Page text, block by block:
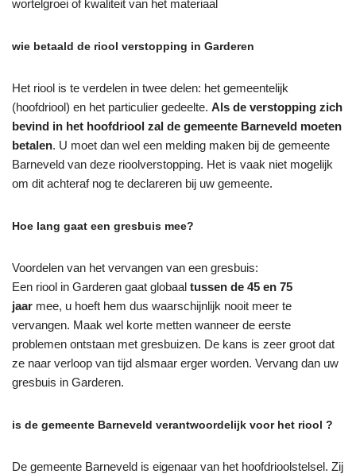
wortelgroei of kwaliteit van het materiaal
wie betaald de riool verstopping in Garderen
Het riool is te verdelen in twee delen: het gemeentelijk
(hoofdriool) en het particulier gedeelte. Als de verstopping zich
bevind in het hoofdriool zal de gemeente Barneveld moeten
betalen. U moet dan wel een melding maken bij de gemeente
Barneveld van deze rioolverstopping. Het is vaak niet mogelijk
om dit achteraf nog te declareren bij uw gemeente.
Hoe lang gaat een gresbuis mee?
Voordelen van het vervangen van een gresbuis:
Een riool in Garderen gaat globaal tussen de 45 en 75
jaar mee, u hoeft hem dus waarschijnlijk nooit meer te
vervangen. Maak wel korte metten wanneer de eerste
problemen ontstaan met gresbuizen. De kans is zeer groot dat
ze naar verloop van tijd alsmaar erger worden. Vervang dan uw
gresbuis in Garderen.
is de gemeente Barneveld verantwoordelijk voor het riool ?
De gemeente Barneveld is eigenaar van het hoofdrioolstelsel. Zij